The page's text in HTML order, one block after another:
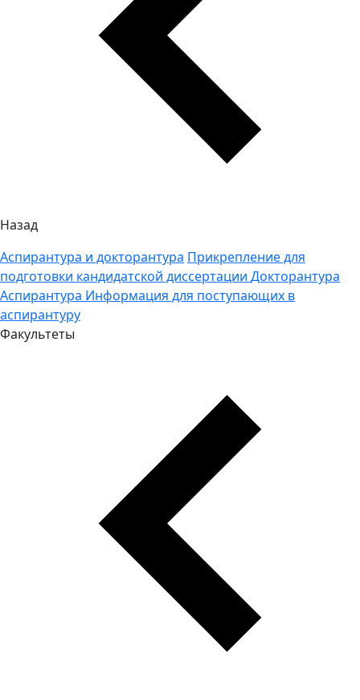
Назад
Аспирантура и докторантура Прикрепление для
подготовки кандидатской диссертации Докторантура
Аспирантура Информация для поступающих в
аспирантуру
Факультеты